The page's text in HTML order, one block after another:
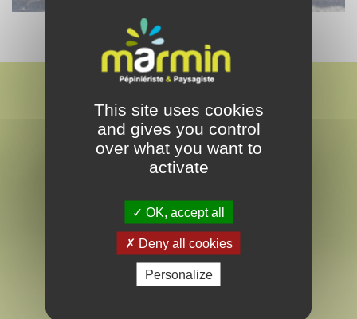
MARMIN
PAYSAGISTE & PEPINÉRISTE
EN VENDÉE
This site uses cookies
and gives you control
over what you want to
activate
OK, accept all
Deny all cookies
Personalize